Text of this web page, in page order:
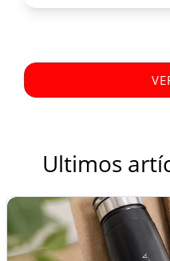
Ultimos